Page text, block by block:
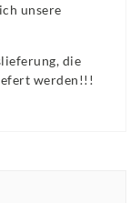
unsere
die
werden!!!